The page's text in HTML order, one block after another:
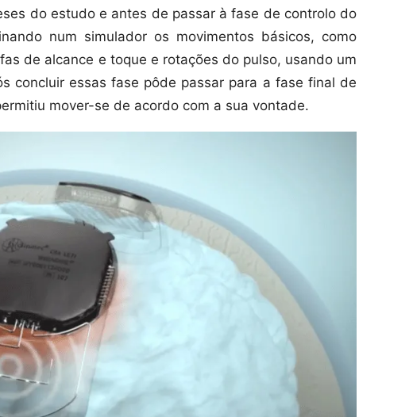
do estudo e antes de passar à fase de controlo do
num simulador os movimentos básicos, como
de alcance e toque e rotações do pulso, usando um
concluir essas fase pôde passar para a fase final de
mover-se de acordo com a sua vontade.